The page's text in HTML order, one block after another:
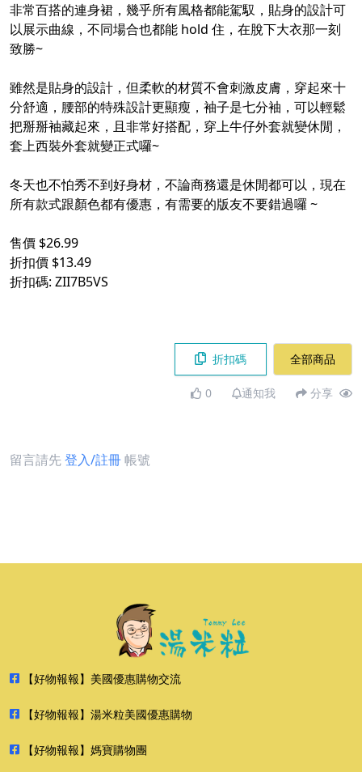
非常百搭的連身裙，幾乎所有風格都能駕馭，貼身的設計可
以展示曲線，不同場合也都能 hold 住，在脫下大衣那一刻
致勝~
雖然是貼身的設計，但柔軟的材質不會刺激皮膚，穿起來十
分舒適，腰部的特殊設計更顯瘦，袖子是七分袖，可以輕鬆
把掰掰袖藏起來，且非常好搭配，穿上牛仔外套就變休閒，
套上西裝外套就變正式囉~
冬天也不怕秀不到好身材，不論商務還是休閒都可以，現在
所有款式跟顏色都有優惠，有需要的版友不要錯過囉 ~
售價 $26.99
折扣價 $13.49
折扣碼: ZII7B5VS
折扣碼 全部商品
0 通知我 分享
留言請先登入/註冊帳號
【好物報報】美國優惠購物交流
【好物報報】湯米粒美國優惠購物
【好物報報】媽寶購物團